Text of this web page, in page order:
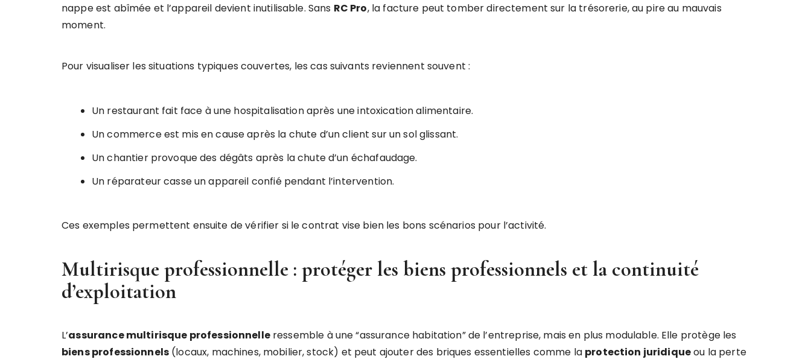
nappe est abîmée et l’appareil devient inutilisable. Sans RC Pro, la facture peut tomber directement sur la trésorerie, au pire au mauvais
moment.
Pour visualiser les situations typiques couvertes, les cas suivants reviennent souvent :
Un restaurant fait face à une hospitalisation après une intoxication alimentaire.
Un commerce est mis en cause après la chute d’un client sur un sol glissant.
Un chantier provoque des dégâts après la chute d’un échafaudage.
Un réparateur casse un appareil confié pendant l’intervention.
Ces exemples permettent ensuite de vérifier si le contrat vise bien les bons scénarios pour l’activité.
Multirisque professionnelle : protéger les biens professionnels et la continuité
d’exploitation
L’assurance multirisque professionnelleressemble à une “assurance habitation” de l’entreprise, mais en plus modulable. Elle protège les
biens professionnels (locaux, machines, mobilier, stock) et peut ajouter des briques essentielles comme la protection juridiqueou la perte